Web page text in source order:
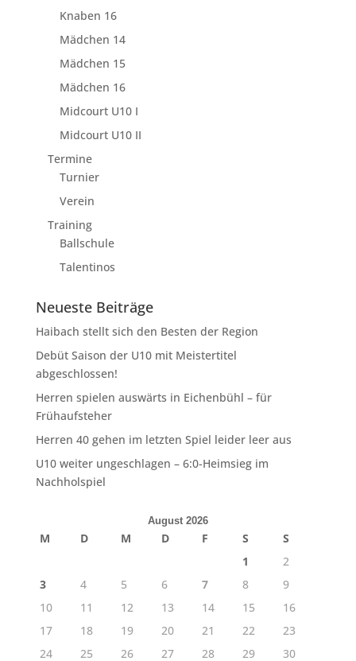
Knaben 16
Mädchen 14
Mädchen 15
Mädchen 16
Midcourt U10 I
Midcourt U10 II
Termine
Turnier
Verein
Training
Ballschule
Talentinos
Neueste Beiträge
Haibach stellt sich den Besten der Region
Debüt Saison der U10 mit Meistertitel
abgeschlossen!
Herren spielen auswärts in Eichenbühl – für
Frühaufsteher
Herren 40 gehen im letzten Spiel leider leer aus
U10 weiter ungeschlagen – 6:0-Heimsieg im
Nachholspiel
August 2026
M D M D F S
S
1
2
3
4 5 6 7 8
9
10
11 12 13 14 15
16
17
18 19 20 21 22
23
24
25 26 27 28 29 30